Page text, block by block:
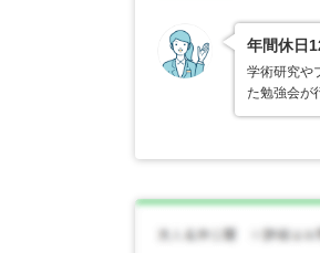
年間休日
学術研究や
た勉強会が